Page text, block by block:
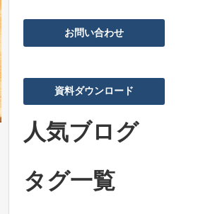
お問い合わせ
資料ダウンロード
人気ブログ
タグ一覧